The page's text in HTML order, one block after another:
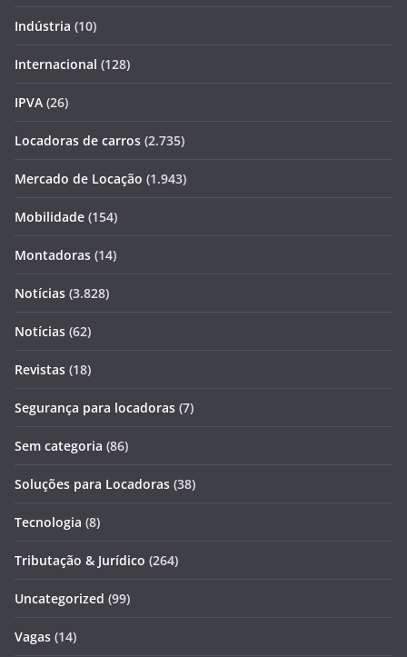
Indústria (10)
Internacional (128)
IPVA (26)
Locadoras de carros (2.735)
Mercado de Locação (1.943)
Mobilidade (154)
Montadoras (14)
Notícias (3.828)
Notícias (62)
Revistas (18)
Segurança para locadoras (7)
Sem categoria (86)
Soluções para Locadoras (38)
Tecnologia (8)
Tributação & Jurídico (264)
Uncategorized (99)
Vagas (14)